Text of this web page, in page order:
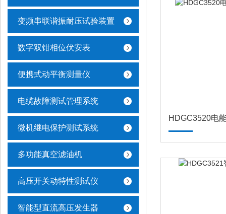
变频串联谐振耐压试验装置
数字双钳相位伏安表
便携式动平衡测量仪
电缆故障测试管理系统
微机继电保护测试系统
多功能真空滤油机
高压开关动特性测试仪
智能型直流高压发生器
HDGC3520电